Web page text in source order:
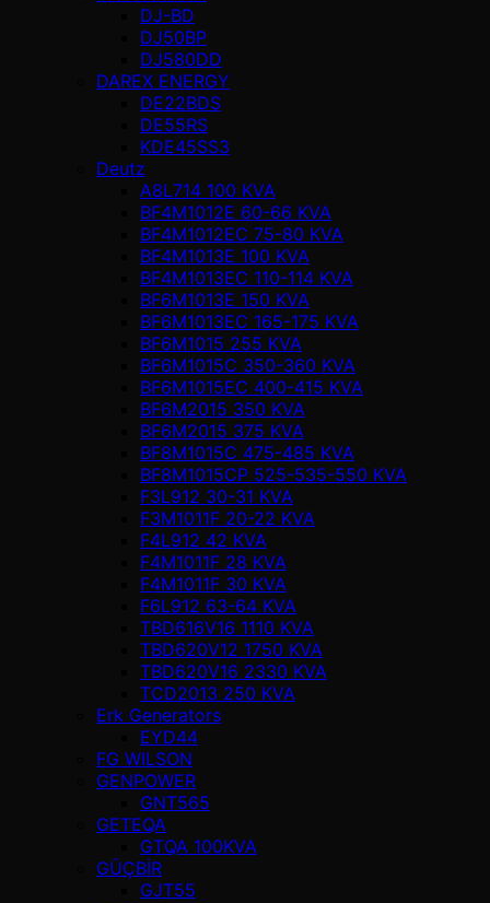
DJ-BD
DJ50BP
DJ580DD
DAREX ENERGY
DE22BDS
DE55RS
KDE45SS3
Deutz
A8L714 100 KVA
BF4M1012E 60-66 KVA
BF4M1012EC 75-80 KVA
BF4M1013E 100 KVA
BF4M1013EC 110-114 KVA
BF6M1013E 150 KVA
BF6M1013EC 165-175 KVA
BF6M1015 255 KVA
BF6M1015C 350-360 KVA
BF6M1015EC 400-415 KVA
BF6M2015 350 KVA
BF6M2015 375 KVA
BF8M1015C 475-485 KVA
BF8M1015CP 525-535-550 KVA
F3L912 30-31 KVA
F3M1011F 20-22 KVA
F4L912 42 KVA
F4M1011F 28 KVA
F4M1011F 30 KVA
F6L912 63-64 KVA
TBD616V16 1110 KVA
TBD620V12 1750 KVA
TBD620V16 2330 KVA
TCD2013 250 KVA
Erk Generators
EYD44
FG WILSON
GENPOWER
GNT565
GETEQA
GTQA 100KVA
GÜÇBİR
GJT55